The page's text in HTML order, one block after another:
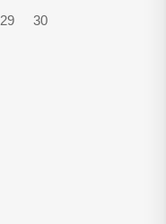
29
30